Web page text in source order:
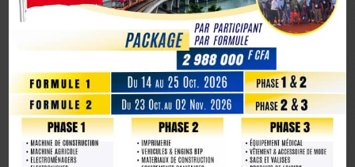
diplomatique
1er octobre 2025, la Chine marque son 76e anniversaire
La Chine fête les 80 ans de la capitulation du Japon